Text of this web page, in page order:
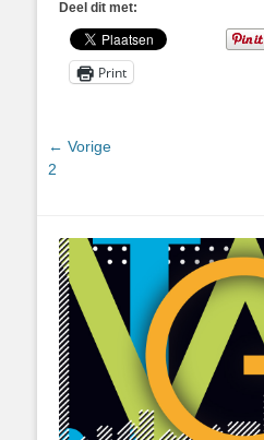
Deel dit met:
Print
Bericht
navigatie
← Vorige
Vorig
2